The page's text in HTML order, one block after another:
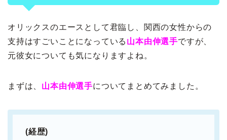
オリックスのエースとして君臨し、関西の女性からの
支持はすごいことになっている 山本由伸選手ですが、
元彼女についても気になりますよね。
まずは、 山本由伸選手についてまとめてみました。
(経歴)